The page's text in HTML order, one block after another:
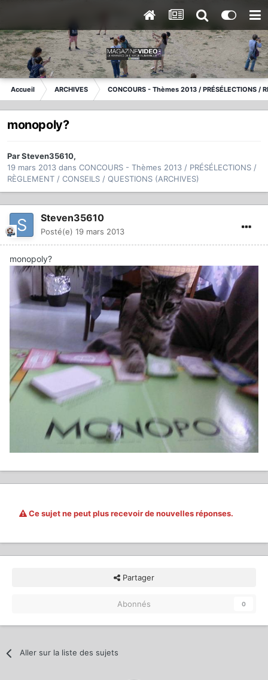
Accueil ARCHIVES CONCOURS - Thèmes 2013 / PRÉSÉLECTIONS /
monopoly?
ParSteven35610,
19 mars 2013 dans CONCOURS - Thèmes 2013 / PRÉSÉLECTIONS /
RÈGLEMENT / CONSEILS / QUESTIONS (ARCHIVES)
Steven35610
Posté(e) 19 mars 2013
monopoly?
Ce sujet ne peut plus recevoir de nouvelles réponses.
Partager
Abonnés 0
Aller sur la liste des sujets